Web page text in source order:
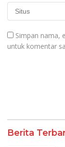
Simpan nama,
untuk komentar
Berita